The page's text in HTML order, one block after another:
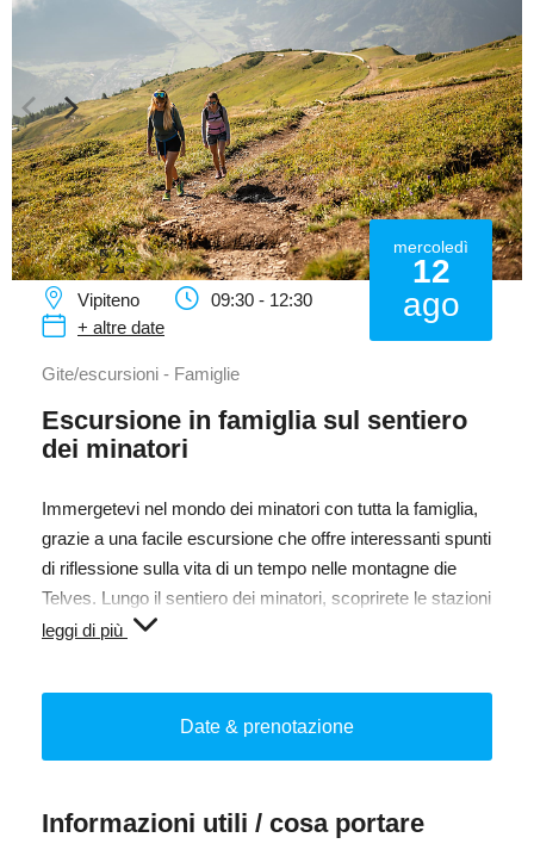
mercoledì
12
ago
Vipiteno
09:30 - 12:30
+ altre date
Gite/escursioni - Famiglie
Escursione in famiglia sul sentiero
dei minatori
Immergetevi nel mondo dei minatori con tutta la famiglia,
grazie a una facile escursione che offre interessanti spunti
di riflessione sulla vita di un tempo nelle montagne die
Telves. Lungo il sentiero dei minatori, scoprirete le stazioni
storiche con pannelli illustrativi a tema. Il tutto sarà
Un'esperienza per grandi e piccoli, ideale per bambini
da fuoristrada. Il servizio è disponibile solo su
leggi di più
Date & prenotazione
Informazioni utili / cosa portare